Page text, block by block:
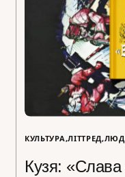
КУЛЬТУРА ЛІТТРЕД
Кузя: «Слава